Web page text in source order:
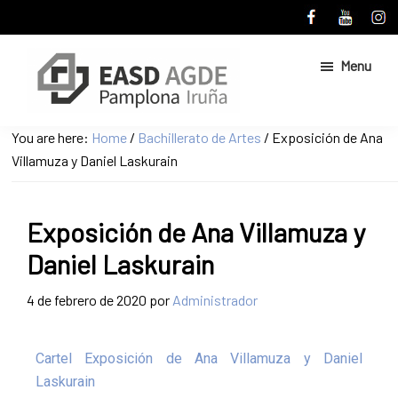
to
content
to
Escuela
de
Arte
de
Diseño
de
Pamplona
Sitio
web
Escuela
Arte
y
Diseño
de
Menu
You are here: Home / Bachillerato de Artes / Exposición de Ana
Villamuza y Daniel Laskurain
Exposición de Ana Villamuza y
Daniel Laskurain
4 de febrero de 2020 por Administrador
Cartel Exposición de Ana Villamuza y Daniel
Laskurain